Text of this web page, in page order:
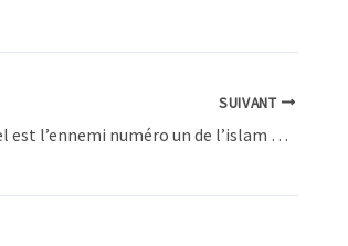
SUIVANT
Quel est l’ennemi numéro un de l’islam aujourd’hui ?